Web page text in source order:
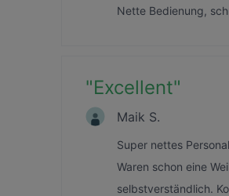
Nette Bedienung,
"Excellent"
Maik S.
Super nettes
Waren schon eine
selbstverständlich.